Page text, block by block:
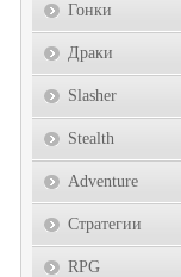
Гонки
Драки
Slasher
Stealth
Adventure
Стратегии
RPG